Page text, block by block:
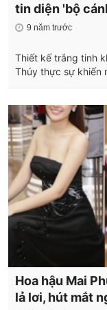
tin diện 'bộ
9 năm trước
Thiết kế trắng tinh
Thúy thực sự khiến
Hoa hậu Mai
lả lơi, hút mắt